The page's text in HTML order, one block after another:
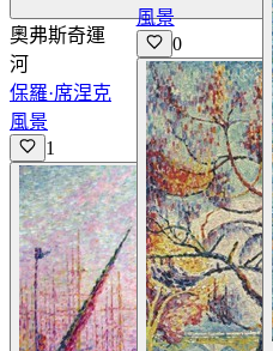
奧弗斯奇運
河
保羅·席涅克
風景
1
風景
0